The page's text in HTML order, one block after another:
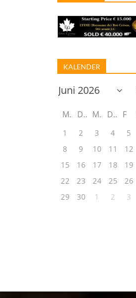
KALENDER
M D M D F
1 2 3 4 5
8
9 10 11 12
15
16 17 18 19
22
23 24 25 26
29
30 1 2 3